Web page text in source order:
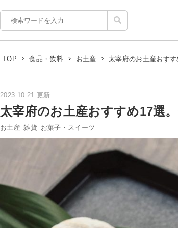
TOP 食品・飲料 お土産 太宰府のお土産おす
2023.10.21 更新
太宰府のお土産おすすめ17選
お土産 雑貨 お菓子・スイーツ